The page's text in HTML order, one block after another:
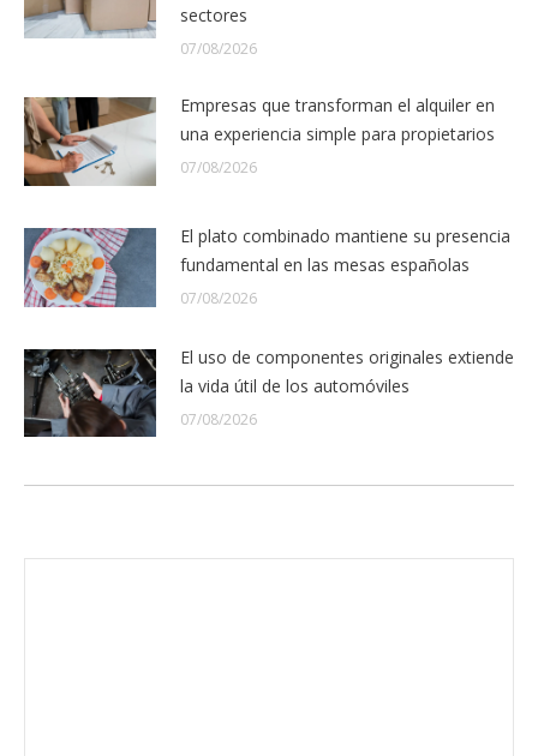
sectores
07/08/2026
Empresas que transforman el alquiler en
una experiencia simple para propietarios
07/08/2026
El plato combinado mantiene su presencia
fundamental en las mesas españolas
07/08/2026
El uso de componentes originales extiende
la vida útil de los automóviles
07/08/2026